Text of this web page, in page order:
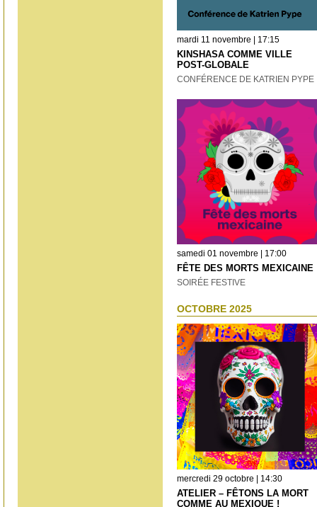
mardi 11 novembre | 17:15
KINSHASA COMME VILLE
POST-GLOBALE
CONFÉRENCE DE KATRIEN PYPE
samedi 01 novembre | 17:00
FÊTE DES MORTS MEXICAINE
SOIRÉE FESTIVE
OCTOBRE 2025
mercredi 29 octobre | 14:30
ATELIER – FÊTONS LA MORT
COMME AU MEXIQUE !